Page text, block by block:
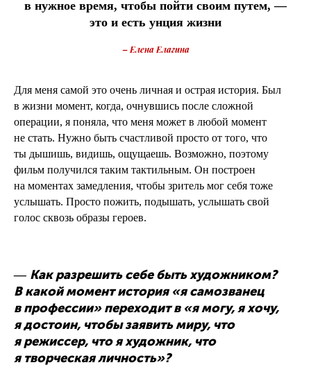
в нужное время, чтобы пойти своим путем, —
это и есть унция жизни
– Елена Елагина
Для меня самой это очень личная и острая история. Был
в жизни момент, когда, очнувшись после сложной
операции, я поняла, что меня может в любой момент
не стать. Нужно быть счастливой просто от того, что
ты дышишь, видишь, ощущаешь. Возможно, поэтому
фильм получился таким тактильным. Он построен
на моментах замедления, чтобы зритель мог себя тоже
услышать. Просто пожить, подышать, услышать свой
голос сквозь образы героев.
— Как разрешить себе быть художником?
В какой момент история «я само­званец
в профессии» переходит в «я могу, я хочу,
я достоин, чтобы заявить миру, что
я режиссер, что я художник, что
я творческая личность»?